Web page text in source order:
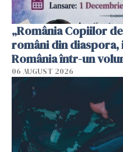
„România Copiilor
români din
România într-un
06 AUGUST 2026